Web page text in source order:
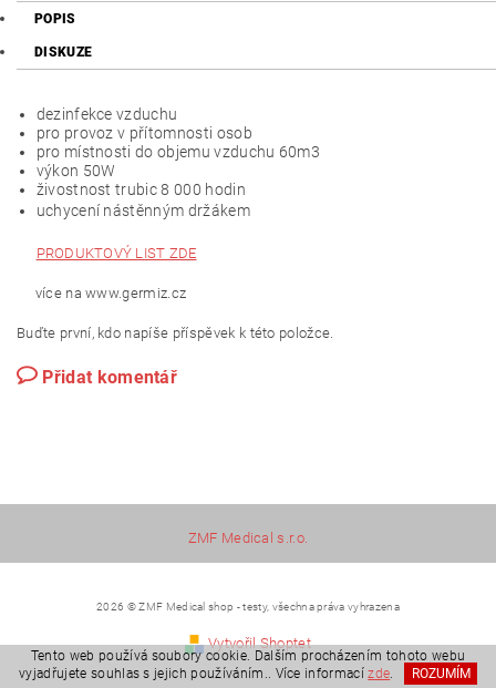
POPIS
DISKUZE
dezinfekce vzduchu
pro provoz v přítomnosti osob
pro místnosti do objemu vzduchu 60m3
výkon 50W
živostnost trubic 8 000 hodin
uchycení nástěnným držákem
PRODUKTOVÝ LIST ZDE
více na www.germiz.cz
Buďte první, kdo napíše příspěvek k této položce.
Přidat komentář
ZMF Medical s.r.o.
2026 © ZMF Medical shop - testy, všechna práva vyhrazena
Vytvořil Shoptet
Tento web používá soubory cookie. Dalším procházením tohoto webu
vyjadřujete souhlas s jejich používáním.. Více informacízde ROZUMÍM